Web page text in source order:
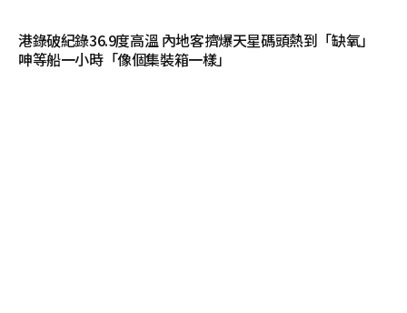
港錄破紀錄36.9度高溫 內地客擠爆天星碼頭熱到「缺氧」
呻等船一小時「像個集裝箱一樣」